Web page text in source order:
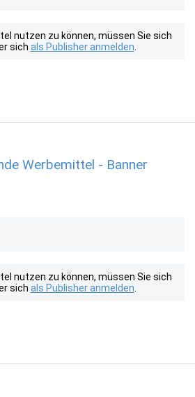
nutzen zu können, müssen Sie sich
sich als Publisher anmelden
Werbemittel - Banner
nutzen zu können, müssen Sie sich
sich als Publisher anmelden